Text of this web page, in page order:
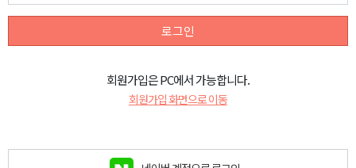
로그인
회원가입은 PC에서 가능합니다.
회원가입 화면으로 이동